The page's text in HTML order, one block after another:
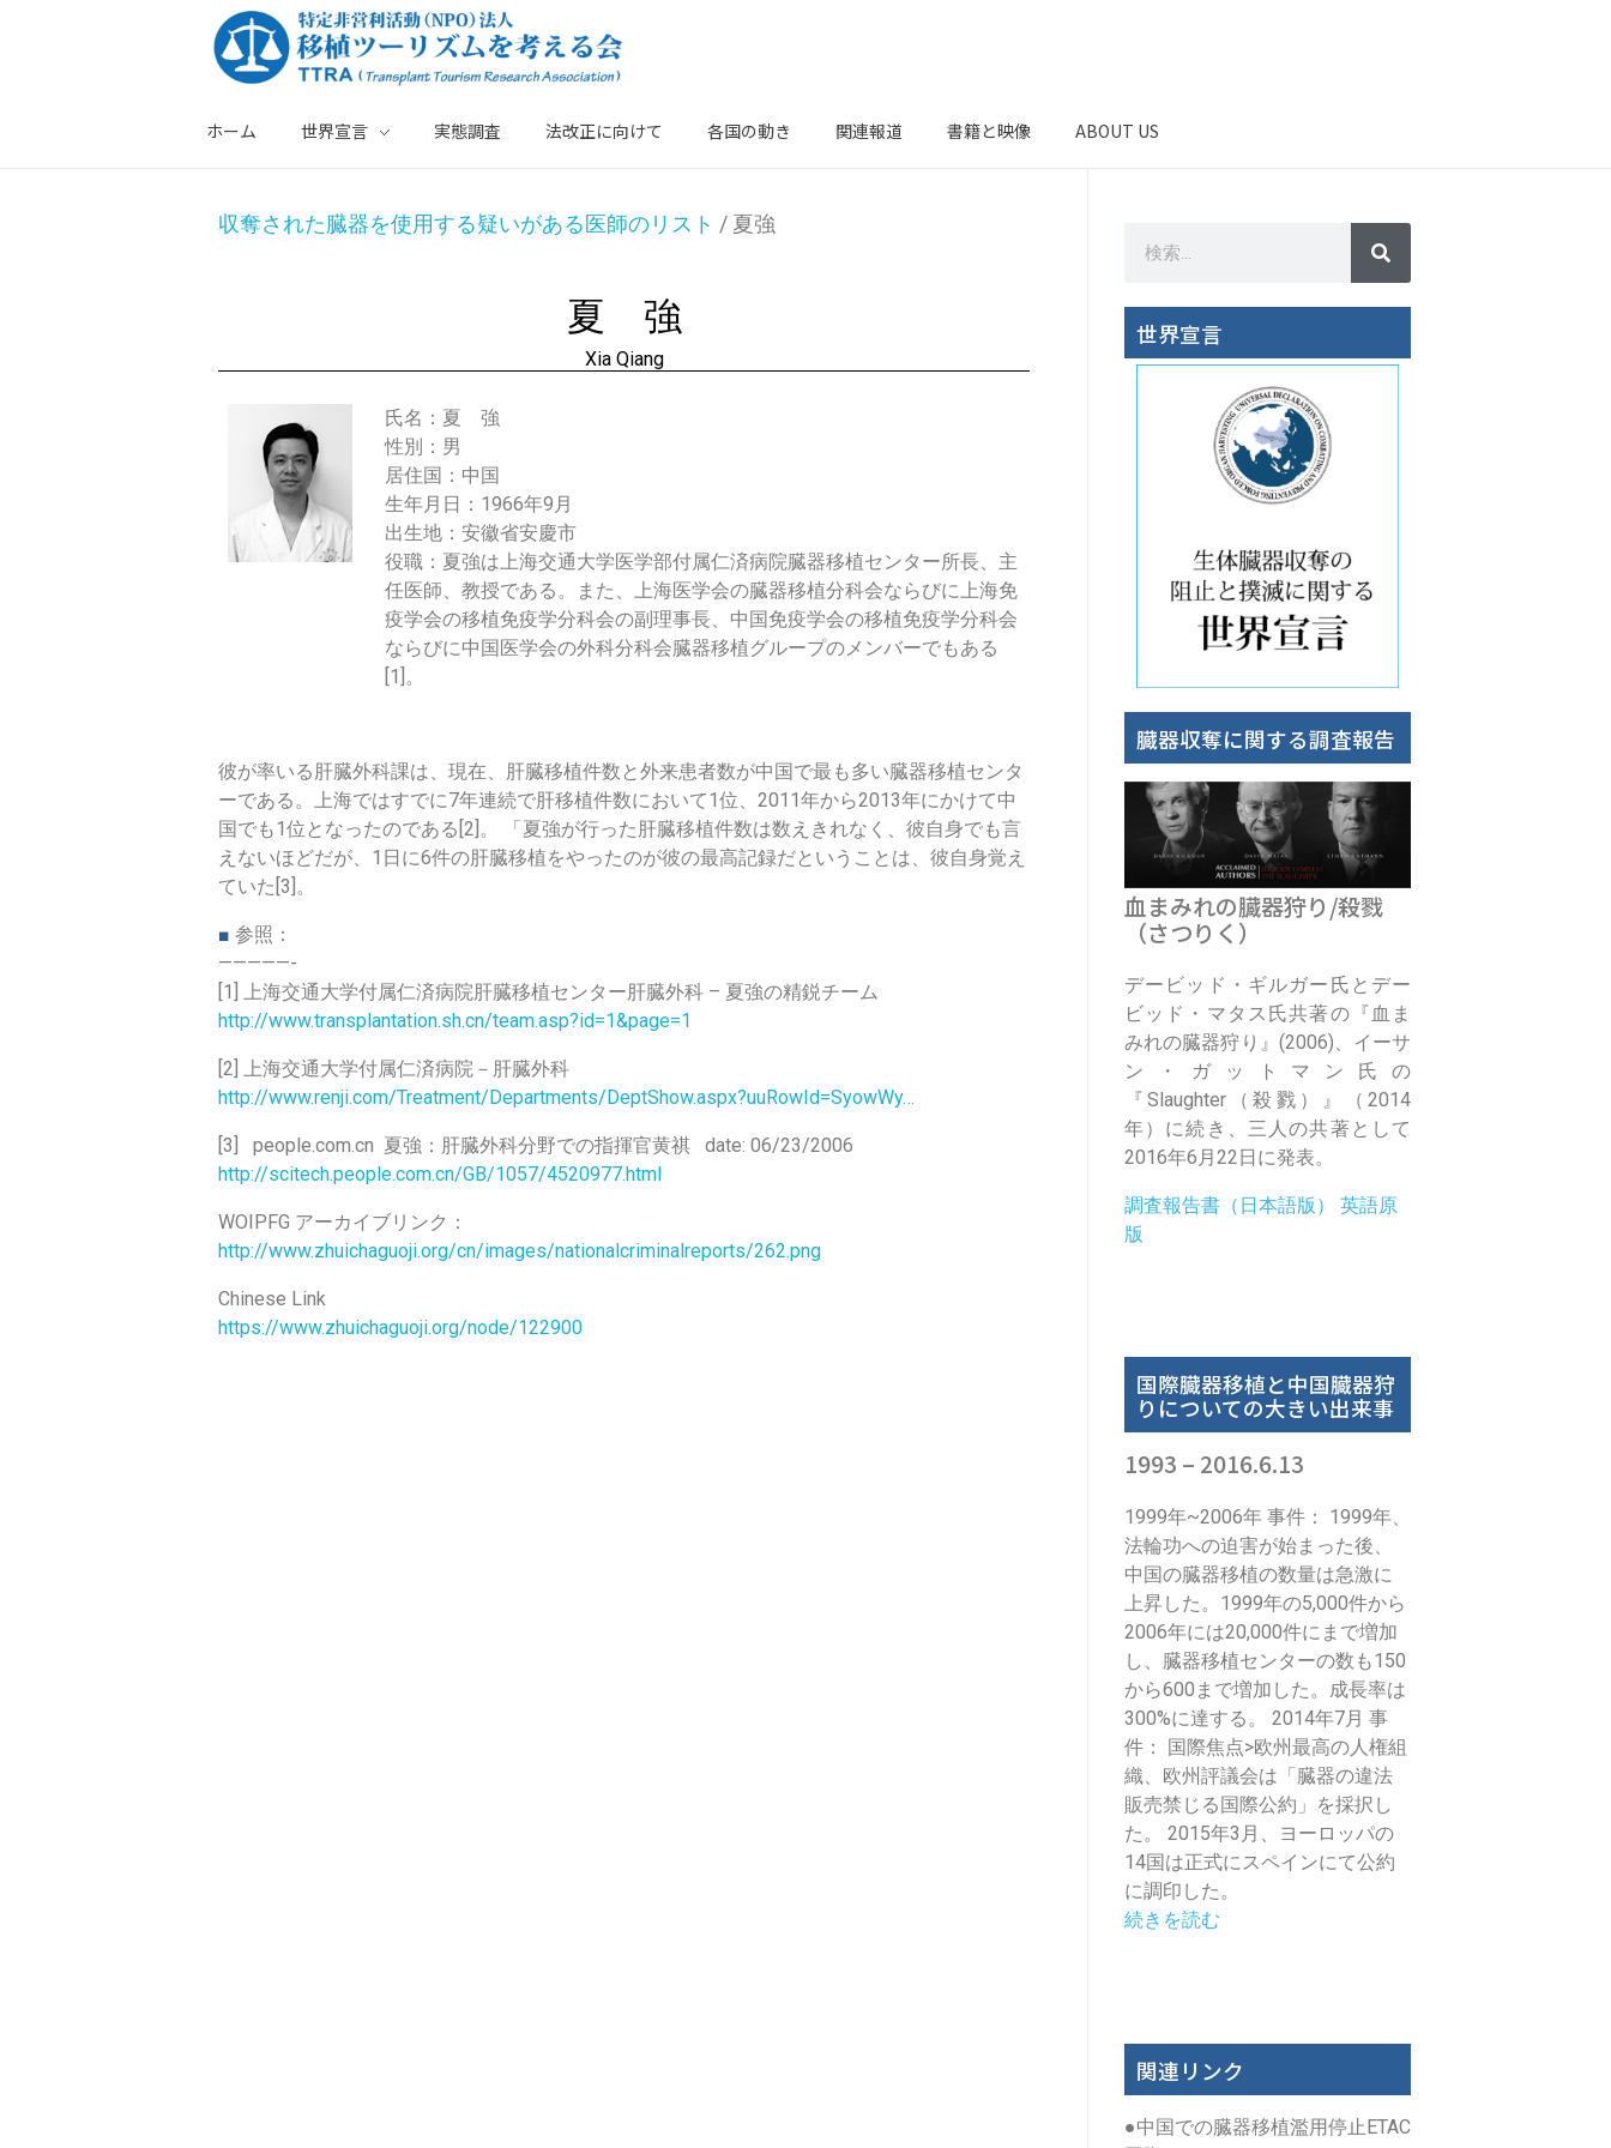
ホーム 世界宣言 実態調査 法改正に向けて 各国の動き 関連報道 書籍と映像 ABOUT US
収奪された臓器を使用する疑いがある医師のリスト / 夏強
夏 強
Xia Qiang
氏名：夏 強
性別：男
居住国：中国
生年月日：1966年9月
出生地：安徽省安慶市
役職：夏強は上海交通大学医学部付属仁済病院臓器移植センター所長、主
任医師、教授である。また、上海医学会の臓器移植分科会ならびに上海免
疫学会の移植免疫学分科会の副理事長、中国免疫学会の移植免疫学分科会
ならびに中国医学会の外科分科会臓器移植グループのメンバーでもある
[1]。
彼が率いる肝臓外科課は、現在、肝臓移植件数と外来患者数が中国で最も多い臓器移植センタ
ーである。上海ではすでに7年連続で肝移植件数において1位、2011年から2013年にかけて中
国でも1位となったのである[2]。 「夏強が行った肝臓移植件数は数えきれなく、彼自身でも言
えないほどだが、1日に6件の肝臓移植をやったのが彼の最高記録だということは、彼自身覚え
ていた[3]。
■ 参照：
—————-
[1] 上海交通大学付属仁済病院肝臓移植センター肝臓外科 – 夏強の精鋭チーム
http://www.transplantation.sh.cn/team.asp?id=1&page=1
[2] 上海交通大学付属仁済病院－肝臓外科
http://www.renji.com/Treatment/Departments/DeptShow.aspx?uuRowId=SyowWy…
[3] people.com.cn 夏強：肝臓外科分野での指揮官黄祺 date: 06/23/2006
http://scitech.people.com.cn/GB/1057/4520977.html
WOIPFG アーカイブリンク：
http://www.zhuichaguoji.org/cn/images/nationalcriminalreports/262.png
Chinese Link
https://www.zhuichaguoji.org/node/122900
世界宣言
臓器収奪に関する調査報告
血まみれの臓器狩り/殺戮
（さつりく）
デービッド・ギルガー氏とデー
ビッド・マタス氏共著の『血ま
みれの臓器狩り』(2006)、イーサ
ン・ガットマン氏の
『Slaughter（殺戮）』（2014
年）に続き、三人の共著として
2016年6月22日に発表。
調査報告書（日本語版）
英語原
版
国際臓器移植と中国臓器狩
りについての大きい出来事
1993 – 2016.6.13
1999年~2006年 事件： 1999年、
法輪功への迫害が始まった後、
中国の臓器移植の数量は急激に
上昇した。1999年の5,000件から
2006年には20,000件にまで増加
し、臓器移植センターの数も150
から600まで増加した。成長率は
300%に達する。 2014年7月 事
件： 国際焦点>欧州最高の人権組
織、欧州評議会は「臓器の違法
販売禁じる国際公約」を採択し
た。 2015年3月、ヨーロッパの
14国は正式にスペインにて公約
に調印した。
続きを読む
関連リンク
●中国での臓器移植濫用停止ETAC